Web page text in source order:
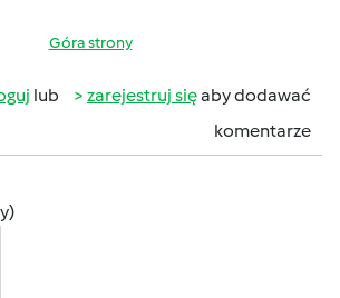
Góra strony
lub zarejestruj sięaby dodawać
komentarze